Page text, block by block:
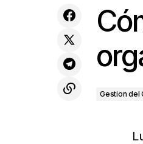
Crece tu empresa Familiar
Gestion del